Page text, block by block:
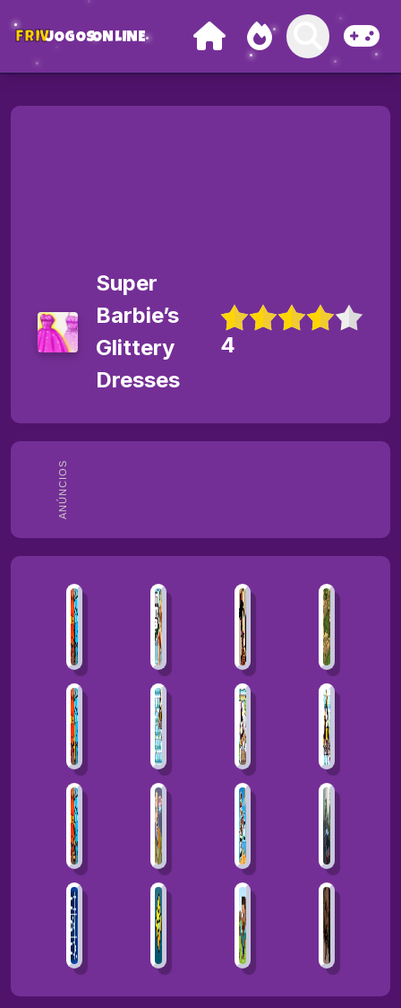
FRIVJOGOSONLINE
ANÚNCIOS
Super
Barbie’s
Glittery
Dresses
4